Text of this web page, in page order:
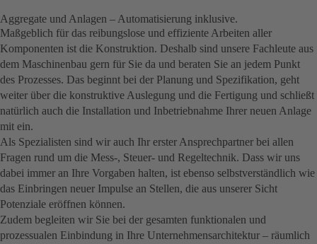
Aggregate und Anlagen – Automatisierung inklusive.
Maßgeblich für das reibungslose und effiziente Arbeiten aller
Komponenten ist die Konstruktion. Deshalb sind unsere Fachleute aus
dem Maschinenbau gern für Sie da und beraten Sie an jedem Punkt
des Prozesses. Das beginnt bei der Planung und Spezifikation, geht
weiter über die konstruktive Auslegung und die Fertigung und schließt
natürlich auch die Installation und Inbetriebnahme Ihrer neuen Anlage
mit ein.
Als Spezialisten sind wir auch Ihr erster Ansprechpartner bei allen
Fragen rund um die Mess-, Steuer- und Regeltechnik. Dass wir uns
dabei immer an Ihre Vorgaben halten, ist ebenso selbstverständlich wie
das Einbringen neuer Impulse an Stellen, die aus unserer Sicht
Potenziale eröffnen können.
Zudem begleiten wir Sie bei der gesamten funktionalen und
prozessualen Einbindung in Ihre Unternehmensarchitektur – räumlich